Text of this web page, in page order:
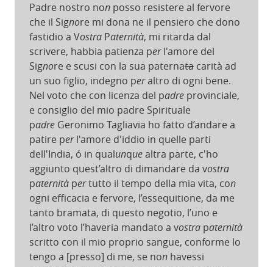
Padre nostro nonposso resistere al fervore
che il Signore mi dona ne il pensiero che dono
fastidio a VostraPaternità, mi ritarda dal
scrivere, habbia patienza perl'amore del
Signore e scusi con la sua paternatacarità ad
un suo figlio, indegno peraltro di ogni bene.
Nel voto che con licenza del padreprovinciale,
e consiglio del mio padre Spirituale
padre Geronimo Tagliavia ho fatto d’andare a
patire perl'amore d'iddio in quelle parti
dell'India, ó in qualunquealtra parte, c'ho
aggiunto quest’altro di dimandare da vostra
paternitàpertutto il tempo della mia vita, con
ogni efficacia e fervore, l’essequitione, da me
tanto bramata, di questo negotio, l’uno e
l’altro voto l’haveria mandato a vostra paternità
scritto con il mio proprio sangue, conforme lo
tengo a [presso] di me, se nonhavessi